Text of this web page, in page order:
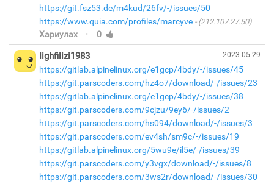
https://git.fsz53.de/m4kud/26fv/-/issues/50
https://www.quia.com/profiles/marcyve
(212.107.27.50)
Хариулах · 0
2023-05-29
lighfilizi1983
https://gitlab.alpinelinux.org/e1gcp/4bdy/-/issues/45
https://git.parscoders.com/hz4o7/download/-/issues/23
https://gitlab.alpinelinux.org/e1gcp/4bdy/-/issues/38
https://git.parscoders.com/9cjzu/9ey6/-/issues/2
https://git.parscoders.com/hs094/download/-/issues/3
https://git.parscoders.com/ev4sh/sm9c/-/issues/19
https://gitlab.alpinelinux.org/5wu9e/il5e/-/issues/39
https://git.parscoders.com/y3vgx/download/-/issues/8
https://git.parscoders.com/3ws2r/download/-/issues/30